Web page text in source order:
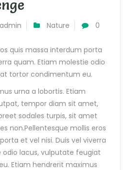
admin Nature 0
quis massa interdum porta
quam. Etiam molestie odio
tortor condimentum eu.
urna a lobortis. Etiam
tempor diam sit amet,
sodales turpis, sit amet
non.Pellentesque mollis eros
et vel nisi. Duis vel viverra
odio lacus, vulputate feugiat
Etiam hendrerit maximus